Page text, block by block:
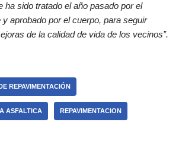
ha sido tratado el año pasado por el
aprobado por el cuerpo, para seguir
de la calidad de vida de los vecinos”.
REPAVIMENTACIÓN
ASFALTICA REPAVIMENTACION